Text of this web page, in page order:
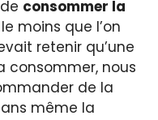
consommer la
le moins que l’on
retenir qu’une
consommer, nous
de la
même la